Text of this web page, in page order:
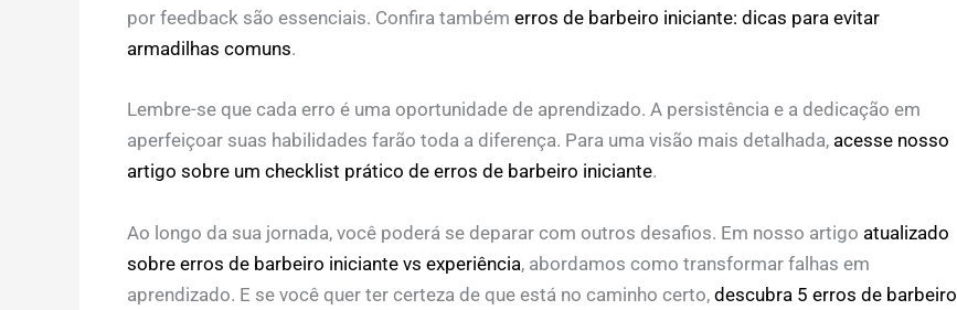
por feedback são essenciais. Confira também erros de barbeiro iniciante: dicas para evitar
armadilhas comuns.
Lembre-se que cada erro é uma oportunidade de aprendizado. A persistência e a dedicação em
aperfeiçoar suas habilidades farão toda a diferença. Para uma visão mais detalhada, acesse nosso
artigo sobre um checklist prático de erros de barbeiro iniciante.
Ao longo da sua jornada, você poderá se deparar com outros desafios. Em nosso artigo atualizado
sobre erros de barbeiro iniciante vs experiência, abordamos como transformar falhas em
aprendizado. E se você quer ter certeza de que está no caminho certo, descubra 5 erros de barbeiro